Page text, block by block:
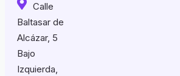
Calle
Baltasar de
Alcázar, 5
Bajo
Izquierda,